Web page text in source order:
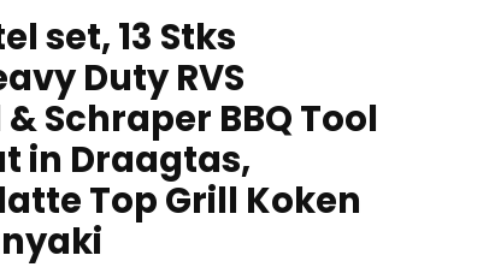
set, 13 Stks
Duty RVS
Schraper BBQ Tool
in Draagtas,
Top Grill Koken